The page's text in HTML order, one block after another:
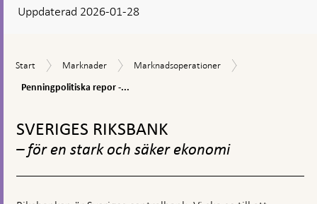
visas
Uppdaterad 2026-01-28
Start
Start Marknader
Marknader Marknadsoperationer
Marknadsoperationer
Penningpolitiska repor -...
toppnavigation
SVERIGES RIKSBANK
– för en stark och säker ekonomi